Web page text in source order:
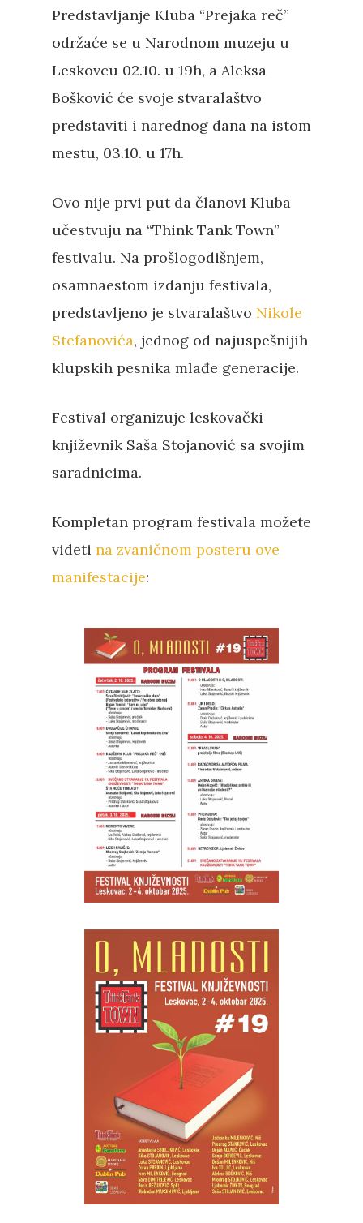
"Esc" da izađete
Predstavljanje Kluba “Prejaka reč”
održaće se u Narodnom muzeju u
Leskovcu 02.10. u 19h, a Aleksa
Bošković će svoje stvaralaštvo
predstaviti i narednog dana na istom
mestu, 03.10. u 17h.
Ovo nije prvi put da članovi Kluba
učestvuju na “Think Tank Town”
festivalu. Na prošlogodišnjem,
osamnaestom izdanju festivala,
predstavljeno je stvaralaštvo Nikole
Stefanovića, jednog od najuspešnijih
klupskih pesnika mlađe generacije.
Festival organizuje leskovački
književnik Saša Stojanović sa svojim
saradnicima.
Kompletan program festivala možete
videti na zvaničnom posteru ove
manifestacije: